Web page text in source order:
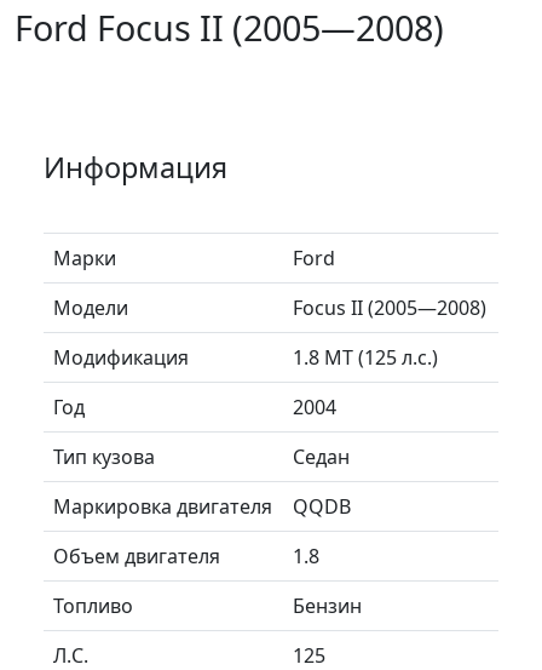
Ford Focus II (2005—2008)
Информация
Марки
Ford
Модели
Focus II (2005—2008)
Модификация
1.8 MT (125 л.с.)
Год
2004
Тип кузова
Седан
Маркировка двигателя
QQDB
Объем двигателя
1.8
Топливо
Бензин
Л.C.
125